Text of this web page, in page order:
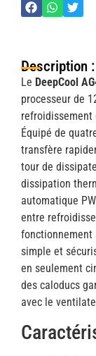
Description :
Le DeepCool
processeur de
refroidissement
Équipé de
transfère
tour de
dissipation
automatique
entre
fonctionnement
simple et
en seulement
des caloducs
avec le